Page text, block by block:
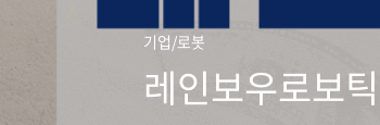
기업/로봇
레인보우로보